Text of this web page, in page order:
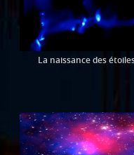
La naissance des